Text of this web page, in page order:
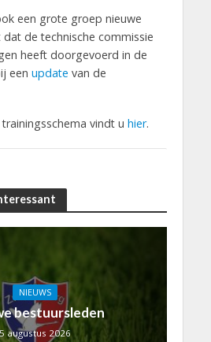
een grote groep nieuwe
de technische commissie
heeft doorgevoerd in de
een update van de
vindt u hier.
NIEUWS
bestuursleden
5 augustus 2026